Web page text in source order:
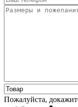
Пожалуйста,